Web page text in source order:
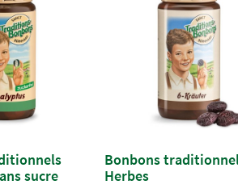
sucre
Bonbons
Herbes